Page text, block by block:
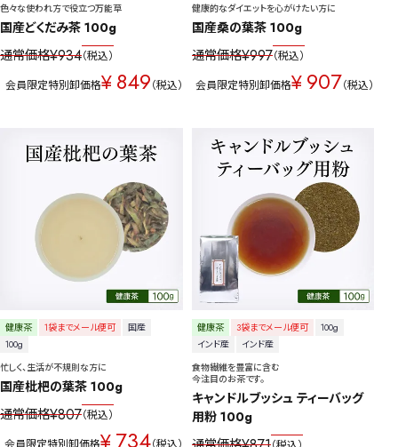
色々な使われ方で役立つ万能草
国産どくだみ茶 100g
通常価格¥934 税込
会員限定特別卸価格¥ 849 税込
健康的なダイエットを心がけたい方に
国産桑の葉茶 100g
通常価格¥997 税込
会員限定特別卸価格¥907 税込
健康茶 1袋までメール便可
国産
100g
忙しく、生活が不規則な方に
国産枇杷の葉茶 100g
通常価格¥807 税込
¥ 734
健康茶 3袋までメール便可
100g
インド産
インド産
食物繊維を豊富に含む
今注目のお茶です。
キャンドルブッシュ ティーバッグ
用粉 100g